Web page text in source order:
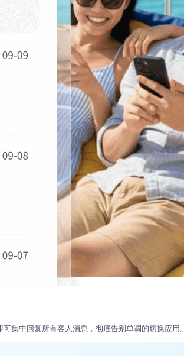
集中回复所有客人消息，彻底告别单调的切换应用。